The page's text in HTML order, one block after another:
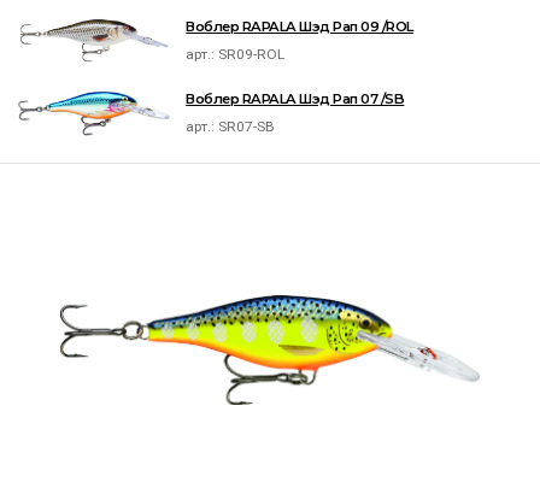
Воблер RAPALA Шэд Рап 09 /ROL
арт.: SR09-ROL
Воблер RAPALA Шэд Рап 07 /SB
арт.: SR07-SB